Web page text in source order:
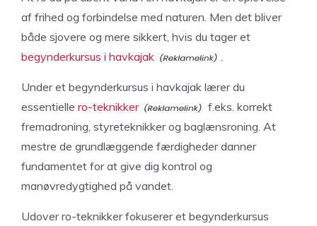
af frihed og forbindelse med naturen. Men det bliver
både sjovere og mere sikkert, hvis du tager et
begynderkursus i havkajak
.
Under et begynderkursus i havkajak lærer du
essentielle ro-teknikker
f.eks. korrekt
fremadroning, styreteknikker og baglænsroning. At
mestre de grundlæggende færdigheder danner
fundamentet for at give dig kontrol og
manøvredygtighed på vandet.
Udover ro-teknikker fokuserer et begynderkursus